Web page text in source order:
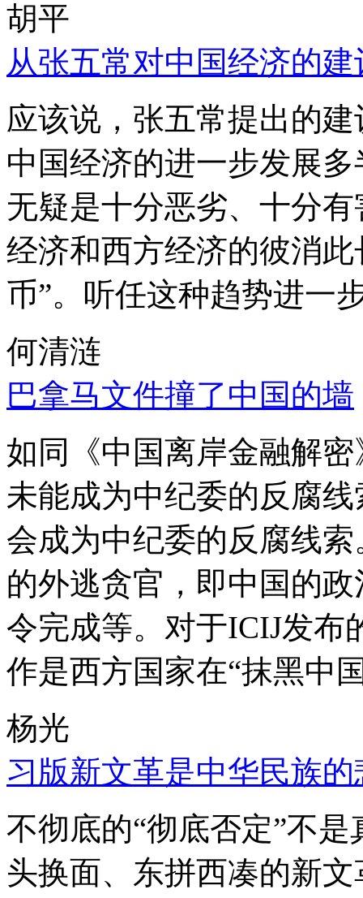
胡平
从张五常对中国经济的
应该说，张五常提出的
中国经济的进一步发展
无疑是十分恶劣、十分
经济和西方经济的彼消
币”。听任这种趋势进一
何清涟
巴拿马文件撞了中国的墙
如同《中国离岸金融解
未能成为中纪委的反腐
会成为中纪委的反腐线
的外逃贪官，即中国的
令完成等。对于ICIJ发布
作是西方国家在“抹黑中
杨光
习版新文革是中华民族的
不彻底的“彻底否定”不
头换面、东拼西凑的新